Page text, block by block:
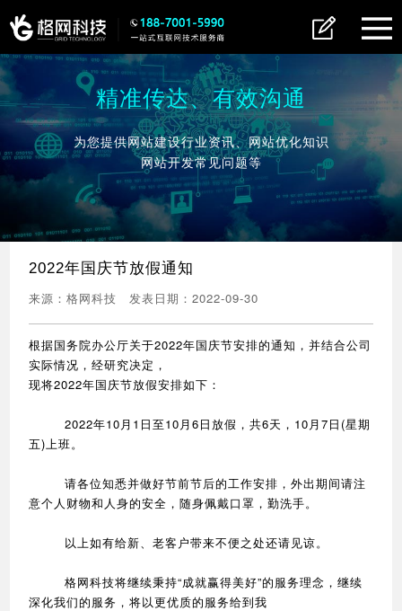
精准传达、有效沟通
为您提供网站建设行业资讯、网站优化知识
网站开发常见问题等
2022年国庆节放假通知
来源：格网科技 发表日期：2022-09-30
根据国务院办公厅关于2022年国庆节安排的通知，并结合公司
实际情况，经研究决定，
现将2022年国庆节放假安排如下：
2022年10月1日至10月6日放假，共6天，10月7日(星期
五)上班。
请各位知悉并做好节前节后的工作安排，外出期间请注
意个人财物和人身的安全，随身佩戴口罩，勤洗手。
以上如有给新、老客户带来不便之处还请见谅。
格网科技将继续秉持“成就赢得美好”的服务理念，继续
深化我们的服务，将以更优质的服务给到我